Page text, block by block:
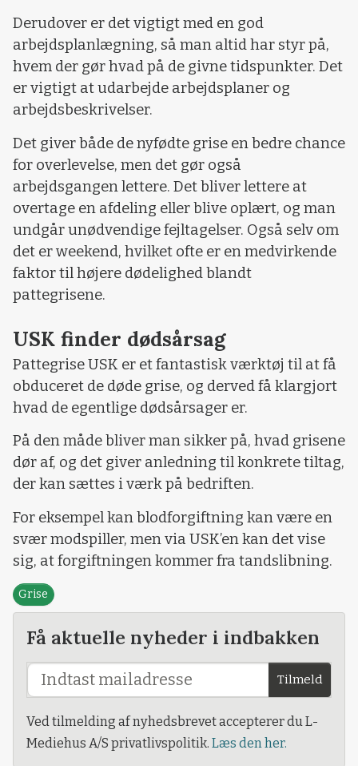
Derudover er det vigtigt med en god
arbejdsplanlægning, så man altid har styr på,
hvem der gør hvad på de givne tidspunkter. Det
er vigtigt at udarbejde arbejdsplaner og
arbejdsbeskrivelser.
Det giver både de nyfødte grise en bedre chance
for overlevelse, men det gør også
arbejdsgangen lettere. Det bliver lettere at
overtage en afdeling eller blive oplært, og man
undgår unødvendige fejltagelser. Også selv om
det er weekend, hvilket ofte er en medvirkende
faktor til højere dødelighed blandt
pattegrisene.
USK finder dødsårsag
Pattegrise USK er et fantastisk værktøj til at få
obduceret de døde grise, og derved få klargjort
hvad de egentlige dødsårsager er.
På den måde bliver man sikker på, hvad grisene
dør af, og det giver anledning til konkrete tiltag,
der kan sættes i værk på bedriften.
For eksempel kan blodforgiftning kan være en
svær modspiller, men via USK’en kan det vise
sig, at forgiftningen kommer fra tandslibning.
Grise
Få aktuelle nyheder i indbakken
Tilmeld
Ved tilmelding af nyhedsbrevet accepterer du L-
Mediehus A/S privatlivspolitik. Læs den her.